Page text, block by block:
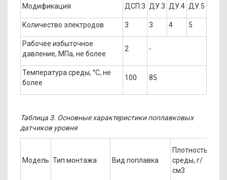
Модификация ДСП.3 ДУ.3 ДУ.4 ДУ.5
Количество электродов 3 3 4 5
Рабочее избыточное
давление, МПа, не более
2 -
Температура среды, °С, не
более
100 85
Таблица 3. Основные характеристики поплавковых
датчиков уровня
Модель Тип монтажа Вид поплавка
Плотность
среды, г/
см3